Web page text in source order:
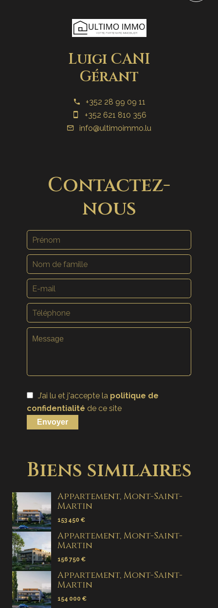
Luigi CANI
Gérant
+352 28 99 09 11
+352 621 810 356
info@ultimoimmo.lu
Contactez-
nous
J’ai lu et j'accepte la politique de
confidentialité de ce site
Envoyer
Biens similaires
Appartement, Mont-Saint-
Martin
153 450 €
Appartement, Mont-Saint-
Martin
156 750 €
Appartement, Mont-Saint-
Martin
154 000 €